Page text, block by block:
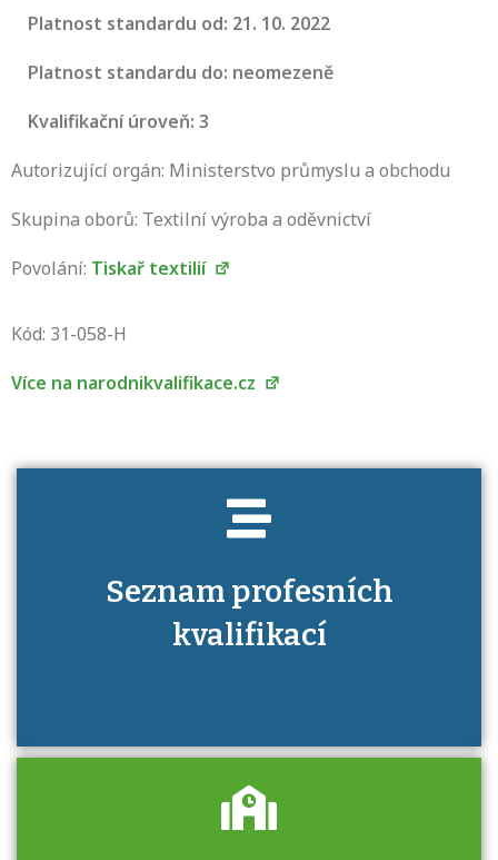
Platnost standardu od: 21. 10. 2022
Platnost standardu do: neomezeně
Kvalifikační úroveň: 3
Autorizující orgán: Ministerstvo průmyslu a obchodu
Skupina oborů: Textilní výroba a oděvnictví
Povolání: Tiskař textilií
Kód: 31-058-H
Více na narodnikvalifikace.cz
Seznam profesních
kvalifikací
Víte, jaké dovednosti musíte pro danou